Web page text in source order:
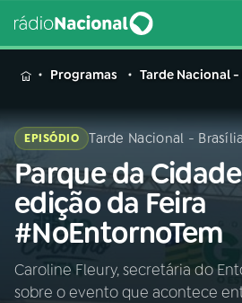
MENU
Buscar
na
Rádio
Nacional
Buscar
AO VIVO
Programas Tarde Nacional -
EPISÓDIO Tarde Nacional - Brasília
Parque da
edição da Feira
#NoEntornoTem
Caroline Fleury, secretária do
sobre o evento que acontece